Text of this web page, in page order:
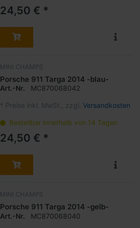
24,50 € *
MINI CHAMPS
Porsche 911 Targa 2014 -blau-
Art.-Nr. MC870068042
* Preise inkl. MwSt., zzgl. Versandkosten
Bestellbar innerhalb von 14 Tagen
24,50 € *
MINI CHAMPS
Porsche 911 Targa 2014 -gelb-
Art.-Nr. MC870068040